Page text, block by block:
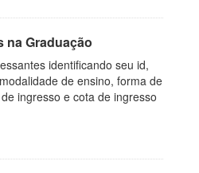
na Graduação
identificando seu id,
de ensino, forma de
ingresso e cota de ingresso